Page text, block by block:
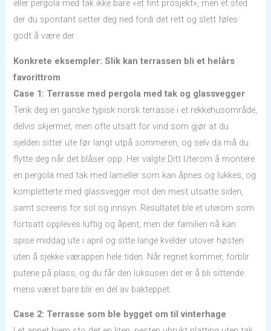
eller pergola med tak ikke bare «et fint prosjekt», men et sted
der du spontant setter deg ned fordi det rett og slett føles
godt å være der.
Konkrete eksempler: Slik kan terrassen bli et helårs
favorittrom
Case 1: Terrasse med pergola med tak og glassvegger
Tenk deg en ganske typisk norsk terrasse i et rekkehusområde,
delvis skjermet, men ofte utsatt for vind som gjør at du
sjelden sitter ute før langt utpå sommeren, og selv da må du
flytte deg når det blåser opp. Her valgte Ditt Uterom å montere
en pergola med tak med lameller som kan åpnes og lukkes, og
kompletterte med glassvegger mot den mest utsatte siden,
samt screens for sol og innsyn. Resultatet ble et uterom som
fortsatt oppleves luftig og åpent, men der familien nå kan
spise middag ute i april og sitte lange kvelder utover høsten
uten å sjekke værappen hele tiden. Når regnet kommer, forblir
putene på plass, og du får den luksusen det er å bli sittende
mens været bare blir en del av bakteppet.
Case 2: Terrasse som ble bygget om til vinterhage